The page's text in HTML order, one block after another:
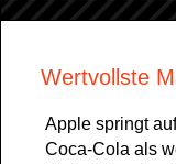
Wertvollste
Apple springt
Coca-Cola als